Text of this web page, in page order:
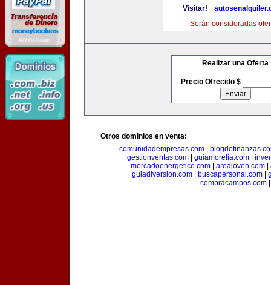
Visitar!
Serán consideradas
Realizar una Oferta
Precio Ofrecido $
Otros dominios en venta:
comunidadempresas.com|
gestionventas.com| guiamorelia.com|
mercadoenergetico.com| areajoven.com|
guiadiversion.com| buscapersonal.com|
compracampos.com